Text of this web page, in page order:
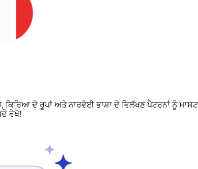
ਦੇ ਰੂਪਾਂ ਅਤੇ ਨਾਰਵੇਈ ਭਾਸ਼ਾ ਦੇ ਵਿਲੱਖਣ ਪੈਟਰਨਾਂ ਨੂੰ
ਵੇਖੋ!